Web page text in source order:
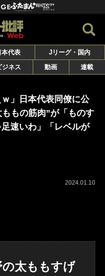
本代表
Jリーグ・国内
ジネス 動画 連載
ｗ」日本代表同僚に公
もの筋肉”が「ものす
速いわ」「レベルが
2024.01.10
太ももすげ